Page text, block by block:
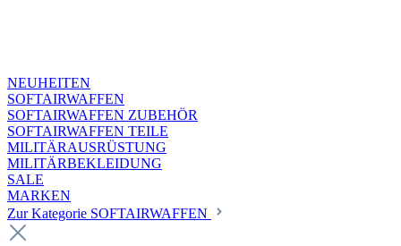
NEUHEITEN
SOFTAIRWAFFEN
SOFTAIRWAFFEN ZUBEHÖR
SOFTAIRWAFFEN TEILE
MILITÄRAUSRÜSTUNG
MILITÄRBEKLEIDUNG
SALE
MARKEN
Zur Kategorie SOFTAIRWAFFEN